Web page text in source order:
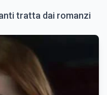
tratta dai romanzi